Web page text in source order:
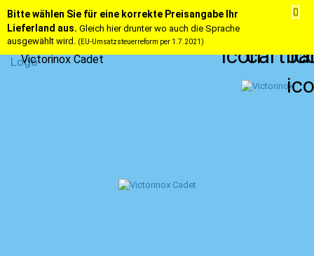
Bitte wählen Sie für eine korrekte Preisangabe Ihr
Lieferland aus. Gleich hier drunter wo auch die Sprache
ausgewählt wird. (EU-Umsatzsteuerreform per 1.7.2021)
Victorinox Cadet